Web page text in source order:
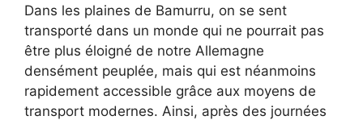
Dans les plaines de Bamurru, on se sent
transporté dans un monde qui ne pourrait pas
être plus éloigné de notre Allemagne
densément peuplée, mais qui est néanmoins
rapidement accessible grâce aux moyens de
transport modernes. Ainsi, après des journées